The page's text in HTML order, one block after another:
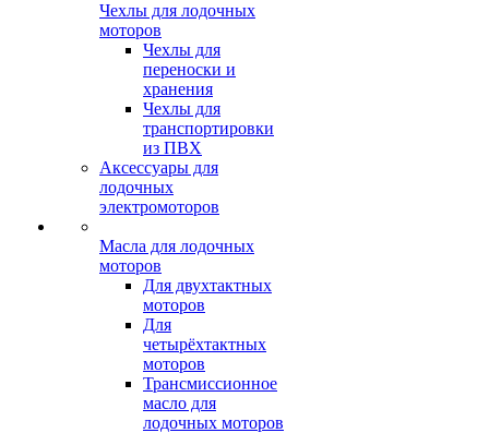
Чехлы для лодочных
моторов
Чехлы для
переноски и
хранения
Чехлы для
транспортировки
из ПВХ
Аксессуары для
лодочных
электромоторов
Масла для лодочных
моторов
Для двухтактных
моторов
Для
четырёхтактных
моторов
Трансмиссионное
масло для
лодочных моторов